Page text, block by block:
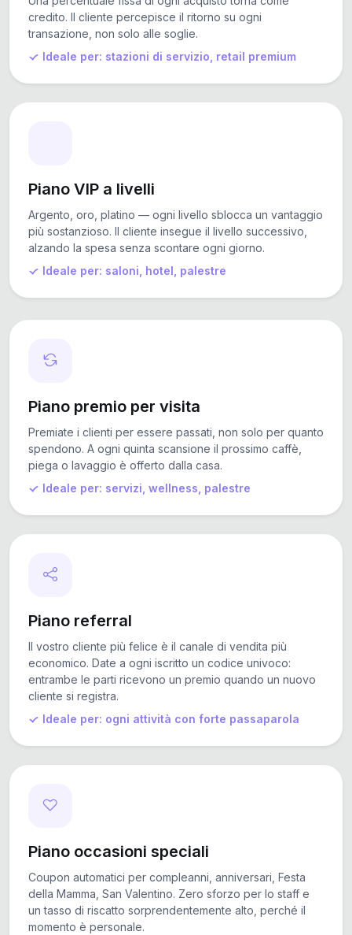
credito. Il cliente percepisce il ritorno su ogni
transazione, non solo alle soglie.
Ideale per: stazioni di servizio, retail premium
Piano VIP a livelli
Argento, oro, platino — ogni livello sblocca un vantaggio
più sostanzioso. Il cliente insegue il livello successivo,
alzando la spesa senza scontare ogni giorno.
Ideale per: saloni, hotel, palestre
Piano premio per visita
Premiate i clienti per essere passati, non solo per quanto
spendono. A ogni quinta scansione il prossimo caffè,
piega o lavaggio è offerto dalla casa.
Ideale per: servizi, wellness, palestre
Piano referral
Il vostro cliente più felice è il canale di vendita più
economico. Date a ogni iscritto un codice univoco:
entrambe le parti ricevono un premio quando un nuovo
cliente si registra.
Ideale per: ogni attività con forte passaparola
Piano occasioni speciali
Coupon automatici per compleanni, anniversari, Festa
della Mamma, San Valentino. Zero sforzo per lo staff e
un tasso di riscatto sorprendentemente alto, perché il
momento è personale.